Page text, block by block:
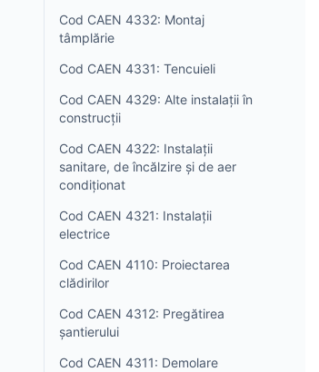
Cod CAEN 4332: Montaj
tâmplărie
Cod CAEN 4331: Tencuieli
Cod CAEN 4329: Alte instalații în
construcții
Cod CAEN 4322: Instalații
sanitare, de încălzire și de aer
condiționat
Cod CAEN 4321: Instalații
electrice
Cod CAEN 4110: Proiectarea
clădirilor
Cod CAEN 4312: Pregătirea
șantierului
Cod CAEN 4311: Demolare